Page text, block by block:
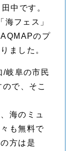
中です。
フェス」
のプ
ました。
/岐阜の市民
で、そこ
海のミュ
も無料で
方は是